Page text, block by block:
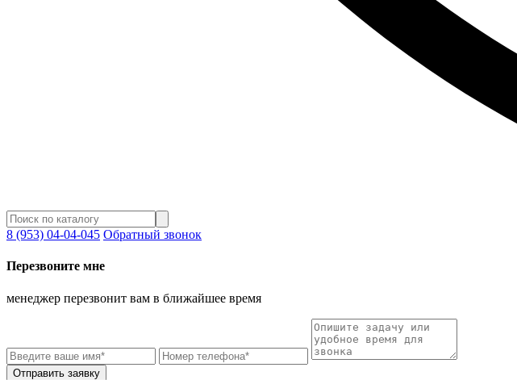
8 (953) 04-04-045 Обратный звонок
Перезвоните мне
менеджер перезвонит вам в ближайшее время
Отправить заявку